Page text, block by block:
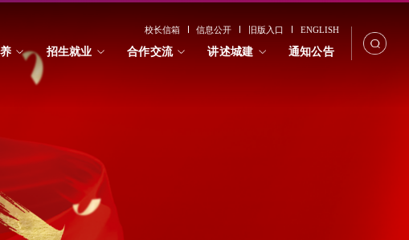
校长信箱 信息公开 旧版入口 ENGLISH
招生就业 合作交流 讲述城建 通知公告